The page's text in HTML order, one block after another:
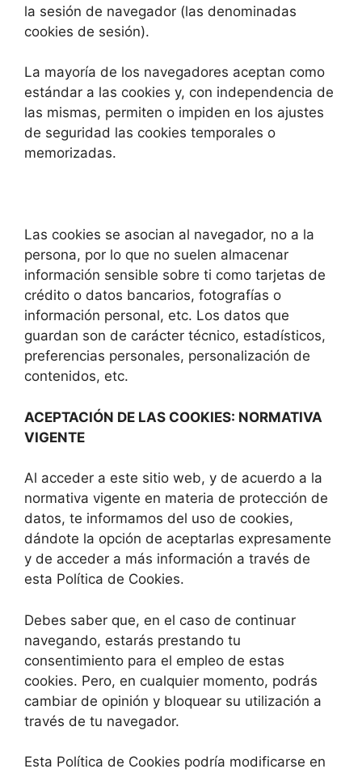
la sesión de navegador (las denominadas
cookies de sesión).
La mayoría de los navegadores aceptan como
estándar a las cookies y, con independencia de
las mismas, permiten o impiden en los ajustes
de seguridad las cookies temporales o
memorizadas.
Las cookies se asocian al navegador, no a la
persona, por lo que no suelen almacenar
información sensible sobre ti como tarjetas de
crédito o datos bancarios, fotografías o
información personal, etc. Los datos que
guardan son de carácter técnico, estadísticos,
preferencias personales, personalización de
contenidos, etc.
ACEPTACIÓN DE LAS COOKIES: NORMATIVA
VIGENTE
Al acceder a este sitio web, y de acuerdo a la
normativa vigente en materia de protección de
datos, te informamos del uso de cookies,
dándote la opción de aceptarlas expresamente
y de acceder a más información a través de
esta Política de Cookies.
Debes saber que, en el caso de continuar
navegando, estarás prestando tu
consentimiento para el empleo de estas
cookies. Pero, en cualquier momento, podrás
cambiar de opinión y bloquear su utilización a
través de tu navegador.
Esta Política de Cookies podría modificarse en